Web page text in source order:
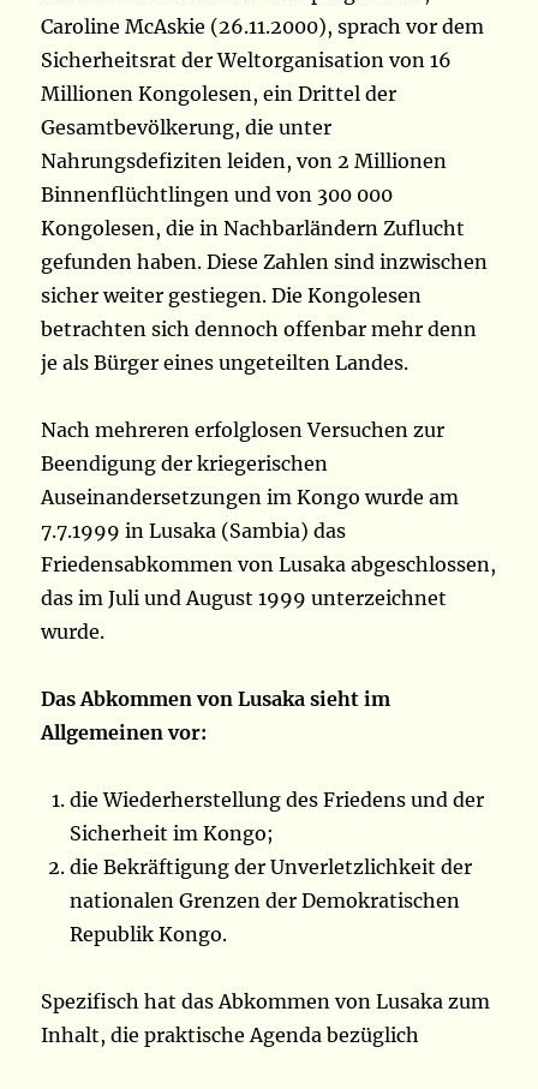
Caroline McAskie (26.11.2000), sprach vor dem
Sicherheitsrat der Weltorganisation von 16
Millionen Kongolesen, ein Drittel der
Gesamtbevölkerung, die unter
Nahrungsdefiziten leiden, von 2 Millionen
Binnenflüchtlingen und von 300 000
Kongolesen, die in Nachbarländern Zuflucht
gefunden haben. Diese Zahlen sind inzwischen
sicher weiter gestiegen. Die Kongolesen
betrachten sich dennoch offenbar mehr denn
je als Bürger eines ungeteilten Landes.
Nach mehreren erfolglosen Versuchen zur
Beendigung der kriegerischen
Auseinandersetzungen im Kongo wurde am
7.7.1999 in Lusaka (Sambia) das
Friedensabkommen von Lusaka abgeschlossen,
das im Juli und August 1999 unterzeichnet
wurde.
Das Abkommen von Lusaka sieht im
Allgemeinen vor:
die Wiederherstellung des Friedens und der
Sicherheit im Kongo;
die Bekräftigung der Unverletzlichkeit der
nationalen Grenzen der Demokratischen
Republik Kongo.
Spezifisch hat das Abkommen von Lusaka zum
Inhalt, die praktische Agenda bezüglich